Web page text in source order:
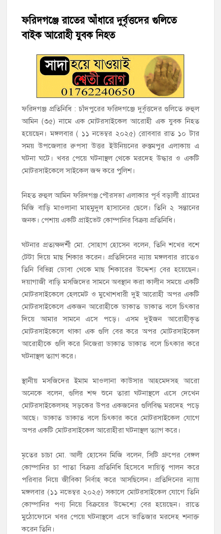
হাজীগঞ্জ পৌরসভার মেয়র প্রার্থী অ্যাড. টিটু টোরাগড় পূর্বপাড়া জামে
হাজীগঞ্জে শিক্ষার্থীদের লেখাপড়ার মানোন্নয়নে ও উপস্থিতি নিশ্চিতকরণে
হাজীগঞ্জে অস্বাস্থ্যকর পরিবেশে খাবার প্রস্তুত: ২ হোটেলকে ৪৫ হাজার
টাকা জরিমানা
হাজীগঞ্জে ৬ বছরের শিশুকে ধর্ষণের অভিযোগে কেয়ারটেকার আটক
হাজীগঞ্জের রাজারগাঁও উবিতে জুলাই গণঅভ্যুত্থান দিবস পালন
ফরিদগঞ্জে রাতের আঁধারে দুর্বৃত্তদের গুলিতে
বাইক আরোহী যুবক নিহত
‎ফরিদগঞ্জ প্রতিনিধি : ‎চাঁদপুরের ফরিদগঞ্জে দুর্বৃত্তদের গুলিতে রুহুল
আমিন (৩৫) নামে এক মোটরসাইকেল আরোহী এক যুবক নিহত
হয়েছেন। মঙ্গলবার ( ১১ নভেম্বর ২০২৫) রোববার রাত ১০ টার
সময় উপজেলার রুপসা উত্তর ইউনিয়নের রুস্তমপুর এলাকায় এ
ঘটনা ঘটে। খবর পেয়ে ঘটনাস্থল থেকে মরদেহ উদ্ধার ও‌ একটি
মোটরসাইকেলে সাইকেল জব্দ করে পুলিশ।
‎নিহত রুহুল আমিন ফরিদগঞ্জ পৌরসভা এলাকার পূর্ব বড়ালী গ্রামের
মিজি বাড়ি মাওলানা মাহমুদুল হাসানের ছেলে। তিনি ২ সন্তানের
জনক। পেশায় একটি প্রাইভেট কোম্পানির বিক্রয় প্রতিনিধি।
‎ঘটনার প্রত্যক্ষদর্শী মো. সোহাগ হোসেন বলেন, তিনি শখের বশে
টেটা দিয়ে মাছ শিকার করেন। প্রতিদিনের ন্যায় মঙ্গলবার রাতেও
তিনি বিভিন্ন ডোবা থেকে মাছ শিকারের উদ্দেশ্য বের হয়েছেন।
দয়াগাজী বাড়ি মসজিদের সামনে অবস্থান করা কালীন সময়ে একটি
মোটরসাইকেলে হেলমেট ও মুখোশধারী দুই আরোহী অপর একটি
মোটরসাইকেলে একজন আরোহীকে ডাকাত ডাকাত বলে চিৎকার
দিয়ে আমার সামনে এসে পড়ে। এসম দুইজন আরোহীকৃত
মোটরসাইকেলে থাকা এক গুলি বের করে অপর মোটরসাইকেল
আরোহীকে গুলি করে নিজেরা ডাকাত ডাকাত বলে চিৎকার করে
ঘটনাস্থল ত্যাগ করে।
‎স্থানীয় মসজিদের ইমাম মাওলানা কাউসার আহমেদসহ আরো
অনেকে বলেন, গুলির শব্দ শুনে তারা ঘটনাস্থলে এসে দেখেন
মোটরসাইকেলসহ সড়কের উপর একজনের গুলিবিদ্ধ মরদেহ পড়ে
আছে। ডাকাত ডাকাত বলে চিৎকার করে মোটরসাইকেল যোগে
অপর একটি মোটরসাইকেল আরোহীরা ঘটনাস্থল ত্যাগ করে।
‎মৃতের চাচা মো. আলী হোসেন মিজি বলেন, সিটি গ্রুপের বেঙ্গল
কোম্পানির চা পাতা বিক্রয় প্রতিনিধি হিসেবে দায়িত্ব পালন করে
পরিবার নিয়ে জীবিকা নির্বাহ করে আসছিলেন। প্রতিদিনের ন্যায়
মঙ্গলবার (১১ নভেম্বর ২০২৫) সকালে মোটরসাইকেল যোগে তিনি
কোম্পানির পণ্য নিয়ে বিক্রয়ের উদ্দেশ্যে বের হয়েছেন। রাতে
মুঠোফোনে খবর পেয়ে ঘটনাস্থলে এসে ভাতিজার মরদেহ শনাক্ত
করেন তিনি।